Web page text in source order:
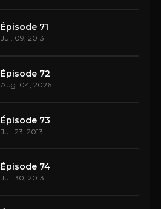
Épisode 71
Jul. 09, 2013
Épisode 72
Aug. 04, 2026
Épisode 73
Jul. 23, 2013
Épisode 74
Jul. 30, 2013